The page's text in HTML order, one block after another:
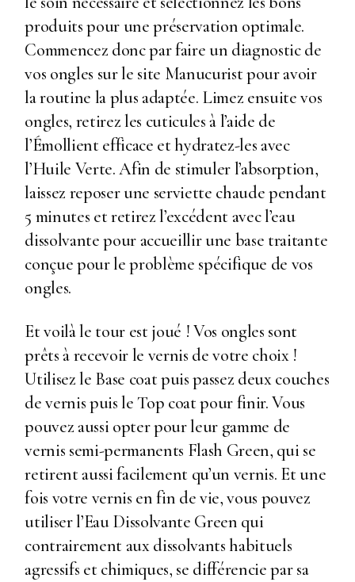
produits pour une préservation optimale.
Commencez donc par faire un diagnostic de
vos ongles sur le site Manucurist pour avoir
la routine la plus adaptée. Limez ensuite vos
ongles, retirez les cuticules à l’aide de
l’Émollient efficace et hydratez-les avec
l’Huile Verte. Afin de stimuler l’absorption,
laissez reposer une serviette chaude pendant
5 minutes et retirez l’excédent avec l’eau
dissolvante pour accueillir une base traitante
conçue pour le problème spécifique de vos
ongles.
Et voilà le tour est joué ! Vos ongles sont
prêts à recevoir le vernis de votre choix !
Utilisez le Base coat puis passez deux couches
de vernis puis le Top coat pour finir. Vous
pouvez aussi opter pour leur gamme de
vernis semi-permanents Flash Green, qui se
retirent aussi facilement qu’un vernis. Et une
fois votre vernis en fin de vie, vous pouvez
utiliser l’Eau Dissolvante Green qui
contrairement aux dissolvants habituels
agressifs et chimiques, se différencie par sa